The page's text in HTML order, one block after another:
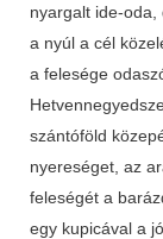
nyargalt ide-
a nyúl a cél
a felesége
szántóföld
nyereséget, az
feleségét a
egy kupicával a